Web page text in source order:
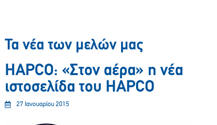
Τα νέα των μελών μας
HAPCO: «Στον αέρα» η νέα
ιστοσελίδα του HAPCO
27 Ιανουαρίου 2015